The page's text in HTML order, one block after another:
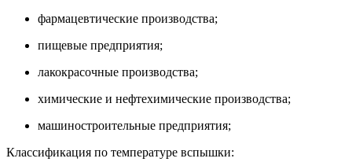
фармацевтические производства;
пищевые предприятия;
лакокрасочные производства;
химические и нефтехимические производства;
машиностроительные предприятия;
Классификация по температуре вспышки: